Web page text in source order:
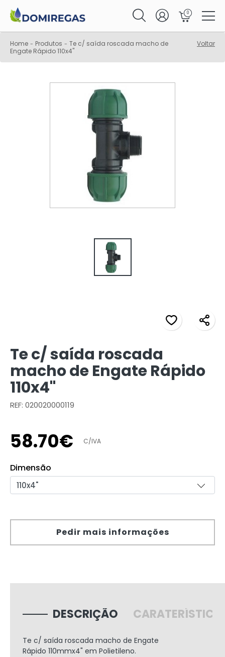
0
Home - Produtos - Te c/ saída roscada macho de
Engate Rápido 110x4"
Voltar
Te c/ saída roscada
macho de Engate Rápido
110x4"
REF: 020020000119
58.70€ C/IVA
Dimensão
Pedir mais informações
DESCRIÇÃO
Te c/ saída roscada macho de Engate
Rápido 110mmx4" em Polietileno.